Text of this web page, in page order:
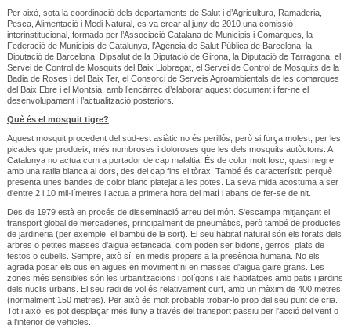
Per això, sota la coordinació dels departaments de Salut i d’Agricultura, Ramaderia,
Pesca, Alimentació i Medi Natural, es va crear al juny de 2010 una comissió
interinstitucional, formada per l’Associació Catalana de Municipis i Comarques, la
Federació de Municipis de Catalunya, l’Agència de Salut Pública de Barcelona, la
Diputació de Barcelona, Dipsalut de la Diputació de Girona, la Diputació de Tarragona, el
Servei de Control de Mosquits del Baix Llobregat, el Servei de Control de Mosquits de la
Badia de Roses i del Baix Ter, el Consorci de Serveis Agroambientals de les comarques
del Baix Ebre i el Montsià, amb l’encàrrec d’elaborar aquest document i fer-ne el
desenvolupament i l’actualització posteriors.
Què és el mosquit tigre?
Aquest mosquit procedent del sud-est asiàtic no és perillós, però si força molest, per les
picades que produeix, més nombroses i doloroses que les dels mosquits autòctons. A
Catalunya no actua com a portador de cap malaltia. És de color molt fosc, quasi negre,
amb una ratlla blanca al dors, des del cap fins el tòrax. També és característic perquè
presenta unes bandes de color blanc platejat a les potes. La seva mida acostuma a ser
d'entre 2 i 10 mil·límetres i actua a primera hora del matí i abans de fer-se de nit.
Des de 1979 està en procés de disseminació arreu del món. S'escampa mitjançant el
transport global de mercaderies, principalment de pneumàtics, però també de productes
de jardineria (per exemple, el bambú de la sort). El seu hàbitat natural són els forats dels
arbres o petites masses d'aigua estancada, com poden ser bidons, gerros, plats de
testos o cubells. Sempre, això sí, en medis propers a la presència humana. No els
agrada posar els ous en aigües en moviment ni en masses d'aigua gaire grans. Les
zones més sensibles són les urbanitzacions i polígons i als habitatges amb patis i jardins
dels nuclis urbans. El seu radi de vol és relativament curt, amb un màxim de 400 metres
(normalment 150 metres). Per això és molt probable trobar-lo prop del seu punt de cria.
Tot i això, es pot desplaçar més lluny a través del transport passiu per l'acció del vent o
a l'interior de vehicles.